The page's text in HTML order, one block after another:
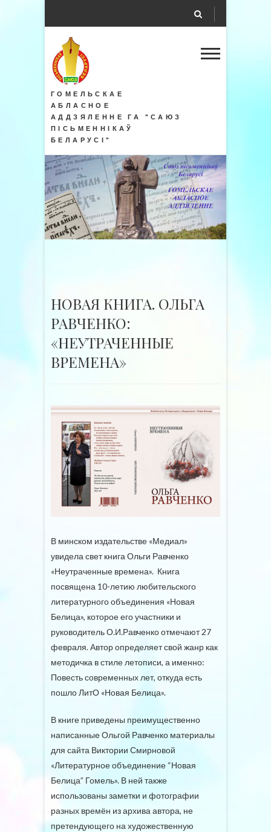
ГОМЕЛЬСКАЕ
АБЛАСНОЕ
АДДЗЯЛЕННЕ ГА "САЮЗ
ПІСЬМЕННІКАЎ
БЕЛАРУСІ"
НОВАЯ КНИГА. ОЛЬГА
РАВЧЕНКО:
«НЕУТРАЧЕННЫЕ
ВРЕМЕНА»
В минском издательстве «Медиал»
увидела свет книга Ольги Равченко
«Неутраченные времена». Книга
посвящена 10-летию любительского
литературного объединения «Новая
Белица», которое его участники и
руководитель О.И.Равченко отмечают 27
февраля. Автор определяет свой жанр как
методичка в стиле летописи, а именно:
Повесть современных лет, откуда есть
пошло ЛитО «Новая Белица».
В книге приведены преимущественно
написанные Ольгой Равченко материалы
для сайта Виктории Смирновой
«Литературное объединение “Новая
Белица” Гомель». В ней также
использованы заметки и фотографии
разных времён из архива автора, не
претендующего на художественную